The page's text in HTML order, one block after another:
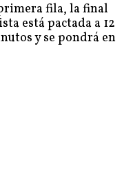
fila, la final
está pactada a 12
y se pondrá en